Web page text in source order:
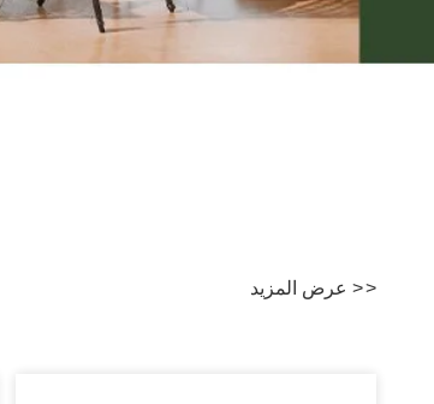
>>